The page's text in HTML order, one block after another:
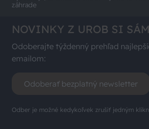
záhrade
NOVINKY Z UROB SI SÁM
Odoberajte týždenný prehľad
emailom:
Odoberať bezplatný newsletter
Odber je možné kedykoľvek zrušiť jedným